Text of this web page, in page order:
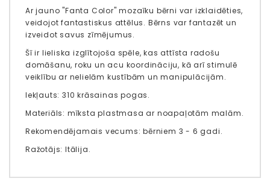
Ar jauno "Fanta Color" mozaīku bērni var izklaidēties,
veidojot fantastiskus attēlus. Bērns var fantazēt un
izveidot savus zīmējumus.
Šī ir lieliska izglītojoša spēle, kas attīsta radošu
domāšanu, roku un acu koordināciju, kā arī stimulē
veiklību ar nelielām kustībām un manipulācijām.
Iekļauts: 310 krāsainas pogas.
Materiāls: mīksta plastmasa ar noapaļotām malām.
Rekomendējamais vecums: bērniem 3 - 6 gadi.
Ražotājs: Itālija.